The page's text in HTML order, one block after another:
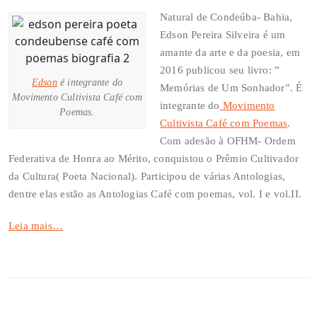
Edsoné integrante do
Movimento Cultivista Café com
Poemas.
Natural de Condeúba- Bahia,
Edson Pereira Silveira é um
amante da arte e da poesia, em
2016 publicou seu livro: ”
Memórias de Um Sonhador”. É
integrante do Movimento
Cultivista Café com Poemas.
Com adesão à OFHM- Ordem
Federativa de Honra ao Mérito, conquistou o Prêmio Cultivador
da Cultura( Poeta Nacional). Participou de várias Antologias,
dentre elas estão as Antologias Café com poemas, vol. I e vol.II.
Leia mais…